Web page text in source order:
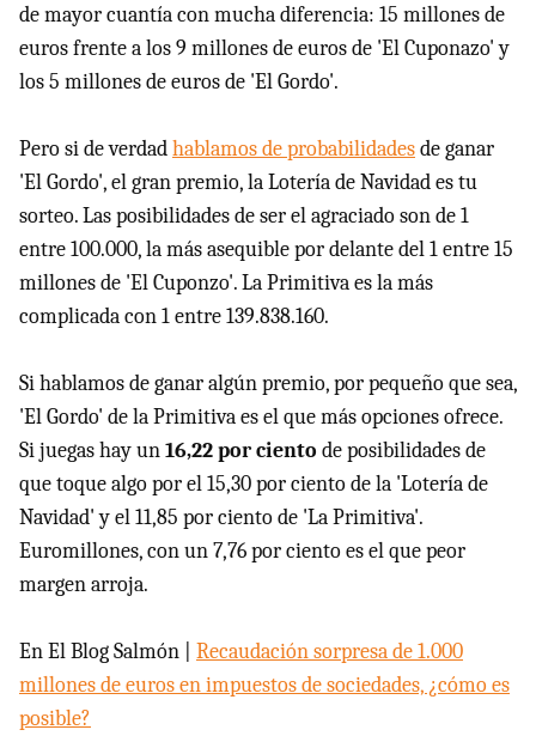
de mayor cuantía con mucha diferencia: 15 millones de
euros frente a los 9 millones de euros de 'El Cuponazo' y
los 5 millones de euros de 'El Gordo'.
Pero si de verdadhablamos de probabilidadesde ganar
'El Gordo', el gran premio, la Lotería de Navidad es tu
sorteo. Las posibilidades de ser el agraciado son de 1
entre 100.000, la más asequible por delante del 1 entre 15
millones de 'El Cuponzo'. La Primitiva es la más
complicada con 1 entre 139.838.160.
Si hablamos de ganar algún premio, por pequeño que sea,
'El Gordo' de la Primitiva es el que más opciones ofrece.
Si juegas hay un16,22 por ciento de posibilidades de
que toque algo por el 15,30 por ciento de la 'Lotería de
Navidad' y el 11,85 por ciento de 'La Primitiva'.
Euromillones, con un 7,76 por ciento es el que peor
margen arroja.
En El Blog Salmón | Recaudación sorpresa de 1.000
millones de euros en impuestos de sociedades, ¿cómo es
posible?